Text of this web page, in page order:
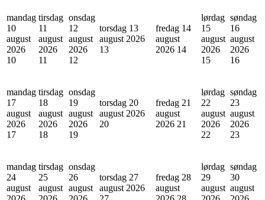
mandag
10
august
2026
10
tirsdag
11
august
2026
11
onsdag
12
august
2026
12
torsdag 13
august 2026
13
fredag 14
august
2026 14
lørdag
15
august
2026
15
søndag
16
august
2026
16
mandag
17
august
2026
17
tirsdag
18
august
2026
18
onsdag
19
august
2026
19
torsdag 20
august 2026
20
fredag 21
august
2026 21
lørdag
22
august
2026
22
søndag
23
august
2026
23
mandag
24
august
tirsdag
25
august
onsdag
26
august
torsdag 27
august 2026
fredag 28
august
lørdag
29
august
søndag
30
august